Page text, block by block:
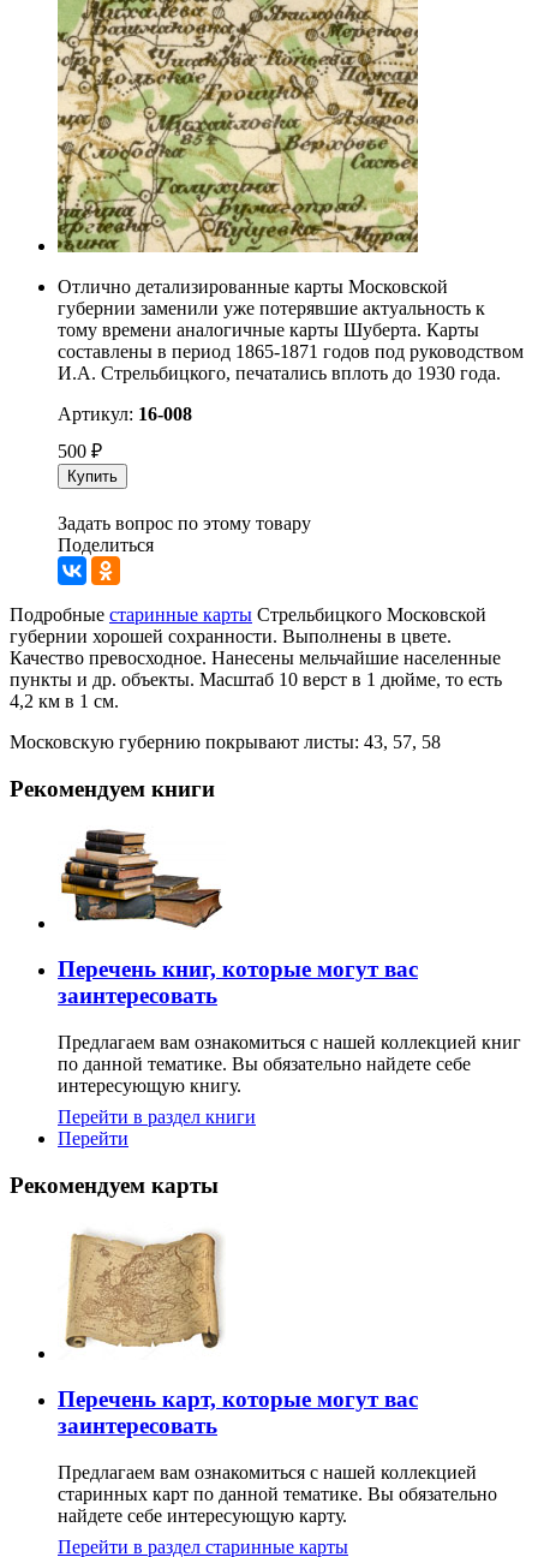
Отлично детализированные карты Московской
губернии заменили уже потерявшие актуальность к
тому времени аналогичные карты Шуберта. Карты
составлены в период 1865-1871 годов под руководством
И.А. Стрельбицкого, печатались вплоть до 1930 года.
Артикул: 16-008
500 ₽
Купить
Задать вопрос по этому товару
Поделиться
Подробные старинные карты Стрельбицкого Московской
губернии хорошей сохранности. Выполнены в цвете.
Качество превосходное. Нанесены мельчайшие населенные
пункты и др. объекты. Масштаб 10 верст в 1 дюйме, то есть
4,2 км в 1 см.
Московскую губернию покрывают листы: 43, 57, 58
Рекомендуем книги
Перечень книг, которые могут вас
заинтересовать
Предлагаем вам ознакомиться с нашей коллекцией книг
по данной тематике. Вы обязательно найдете себе
интересующую книгу.
Перейти в раздел книги
Перейти
Рекомендуем карты
Перечень карт, которые могут вас
заинтересовать
Предлагаем вам ознакомиться с нашей коллекцией
старинных карт по данной тематике. Вы обязательно
найдете себе интересующую карту.
Перейти в раздел старинные карты